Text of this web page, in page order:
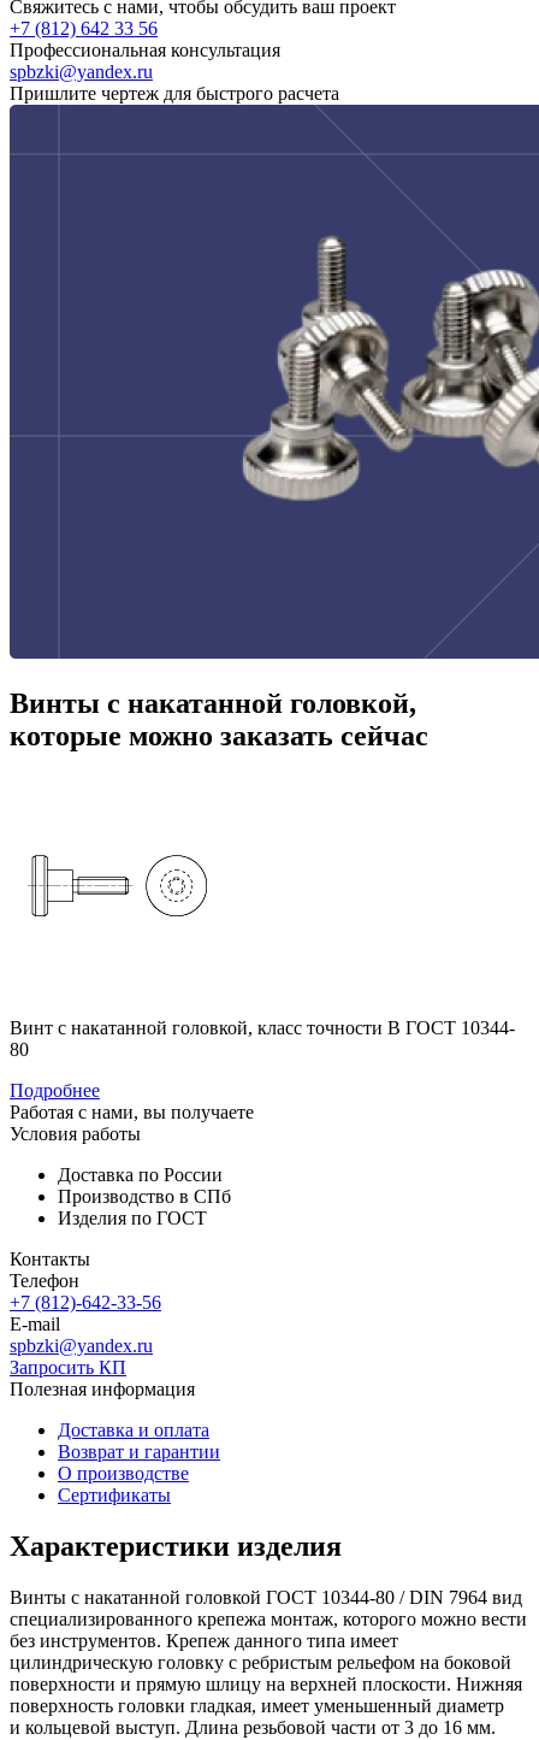
Свяжитесь с нами, чтобы обсудить ваш проект
+7 (812) 642 33 56
Профессиональная консультация
spbzki@yandex.ru
Пришлите чертеж для быстрого расчета
Винты с накатанной головкой,
которые можно заказать сейчас
Винт с накатанной головкой, класс точности В ГОСТ 10344-
80
Подробнее
Работая с нами, вы получаете
Условия работы
Доставка по России
Производство в СПб
Изделия по ГОСТ
Контакты
Телефон
+7 (812)-642-33-56
E-mail
spbzki@yandex.ru
Запросить КП
Полезная информация
Доставка и оплата
Возврат и гарантии
О производстве
Сертификаты
Характеристики изделия
Винты с накатанной головкой ГОСТ 10344-80 / DIN 7964 вид
специализированного крепежа монтаж, которого можно вести
без инструментов. Крепеж данного типа имеет
цилиндрическую головку с ребристым рельефом на боковой
поверхности и прямую шлицу на верхней плоскости. Нижняя
поверхность головки гладкая, имеет уменьшенный диаметр
и кольцевой выступ. Длина резьбовой части от 3 до 16 мм.